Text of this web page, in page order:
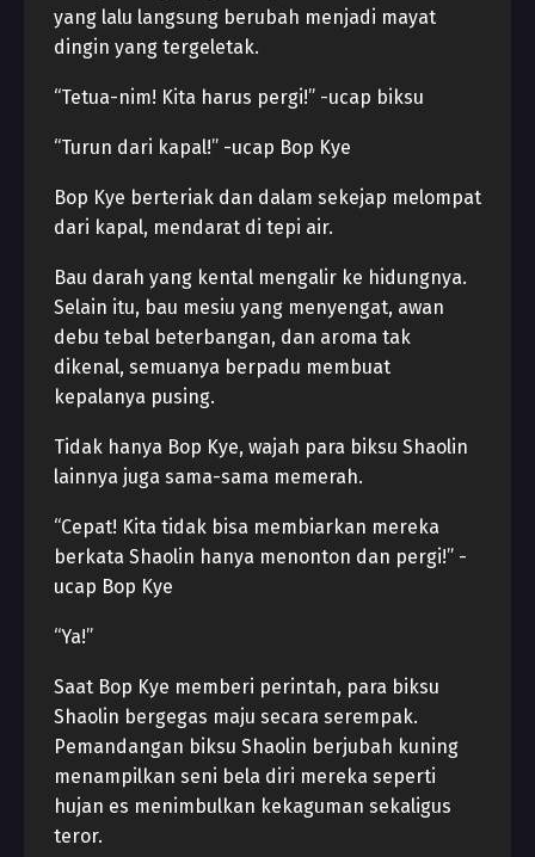
yang lalu langsung berubah menjadi mayat
dingin yang tergeletak.
“Tetua-nim! Kita harus pergi!” -ucap biksu
“Turun dari kapal!” -ucap Bop Kye
Bop Kye berteriak dan dalam sekejap melompat
dari kapal, mendarat di tepi air.
Bau darah yang kental mengalir ke hidungnya.
Selain itu, bau mesiu yang menyengat, awan
debu tebal beterbangan, dan aroma tak
dikenal, semuanya berpadu membuat
kepalanya pusing.
Tidak hanya Bop Kye, wajah para biksu Shaolin
lainnya juga sama-sama memerah.
“Cepat! Kita tidak bisa membiarkan mereka
berkata Shaolin hanya menonton dan pergi!” -
ucap Bop Kye
“Ya!”
Saat Bop Kye memberi perintah, para biksu
Shaolin bergegas maju secara serempak.
Pemandangan biksu Shaolin berjubah kuning
menampilkan seni bela diri mereka seperti
hujan es menimbulkan kekaguman sekaligus
teror.